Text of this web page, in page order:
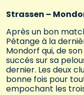
Strassen –
Après un bon
Pétange à la
Mondorf qui, de
succés sur sa
dernier. Les deux
bonne fois pour
empochant les